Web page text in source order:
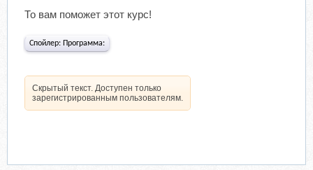
То вам поможет этот курс!
Спойлер: Программа:
Скрытый текст. Доступен только
зарегистрированным пользователям.